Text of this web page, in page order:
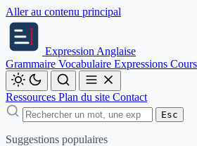
Aller au contenu principal
Expression Anglaise
Grammaire Vocabulaire Expressions Cours
Ressources Plan du site Contact
Esc
Suggestions populaires